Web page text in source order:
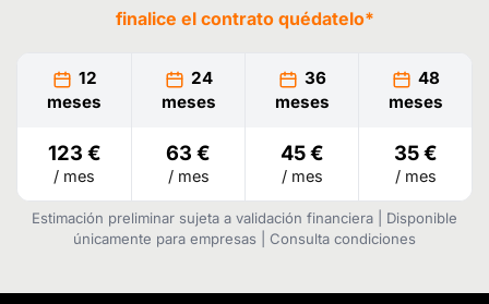
finalice el contrato quédatelo*
12
meses
24
meses
36
meses
48
meses
123 €
/ mes
63 €
/ mes
45 €
/ mes
35 €
/ mes
Estimación preliminar sujeta a validación financiera | Disponible
únicamente para empresas | Consulta condiciones